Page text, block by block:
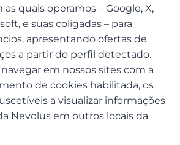
quais operamos – Google, X,
e suas coligadas – para
apresentando ofertas de
a partir do perfil detectado.
em nossos sites com a
de cookies habilitada, os
a visualizar informações
Nevolus em outros locais da